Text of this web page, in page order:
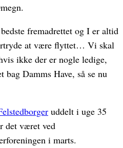
fremadrettet og I er altid
at være flyttet… Vi skal
ikke der er nogle ledige,
bag Damms Have, så se nu
uddelt i uge 35
det været ved
i marts.